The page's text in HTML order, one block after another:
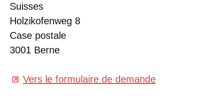
Suisses
Holzikofenweg 8
Case postale
3001 Berne
Vers le formulaire de demande